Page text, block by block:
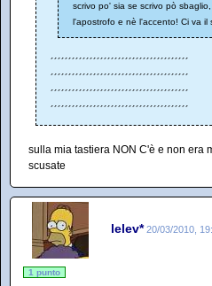
scrivo po' sia se scrivo pò
l'apostrofo e nè l'accento! Ci va il
´´´´´´´´´´´´´´´´´´´´´´´´´´´´´´´´´´´´´´´
´´´´´´´´´´´´´´´´´´´´´´´´´´´´´´´´´´´´´´´
´´´´´´´´´´´´´´´´´´´´´´´´´´´´´´´´´´´´´´´
´´´´´´´´´´´´´´´´´´´´´´´´´´´´´´´´´´´´´´´
sulla mia tastiera NON C'è e non era
scusate
lelev* 20/03/2010,
1 punto